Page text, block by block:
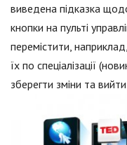
виведена підказка
кнопки на пульті
перемістити,
їх по спеціалізації
зберегти зміни та